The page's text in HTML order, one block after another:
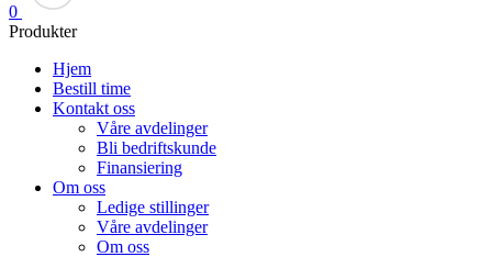
0
Produkter
Hjem
Bestill time
Kontakt oss
Våre avdelinger
Bli bedriftskunde
Finansiering
Om oss
Ledige stillinger
Våre avdelinger
Om oss